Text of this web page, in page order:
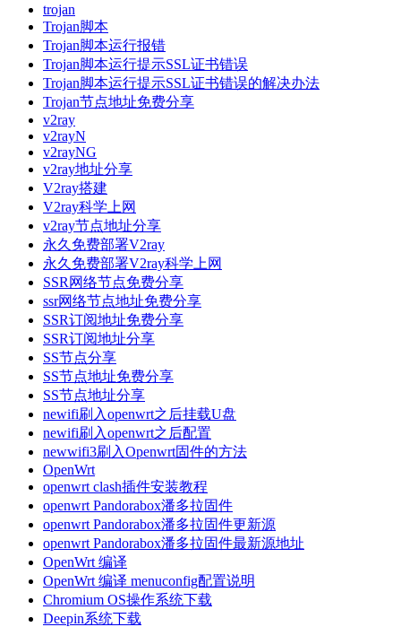
trojan
Trojan脚本
Trojan脚本运行报错
Trojan脚本运行提示SSL证书错误
Trojan脚本运行提示SSL证书错误的解决办法
Trojan节点地址免费分享
v2ray
v2rayN
v2rayNG
v2ray地址分享
V2ray搭建
V2ray科学上网
v2ray节点地址分享
永久免费部署V2ray
永久免费部署V2ray科学上网
SSR网络节点免费分享
ssr网络节点地址免费分享
SSR订阅地址免费分享
SSR订阅地址分享
SS节点分享
SS节点地址免费分享
SS节点地址分享
newifi刷入openwrt之后挂载U盘
newifi刷入openwrt之后配置
newwifi3刷入Openwrt固件的方法
OpenWrt
openwrt clash插件安装教程
openwrt Pandorabox潘多拉固件
openwrt Pandorabox潘多拉固件更新源
openwrt Pandorabox潘多拉固件最新源地址
OpenWrt 编译
OpenWrt 编译 menuconfig配置说明
Chromium OS操作系统下载
Deepin系统下载